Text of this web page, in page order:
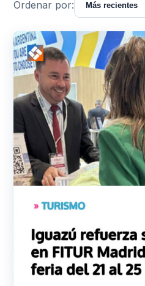
Ordenar por: